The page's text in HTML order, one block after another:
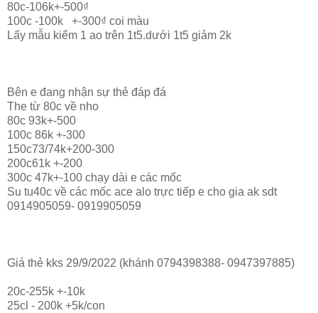
80c-106k+-500₫
100c -100k +-300₫ coi màu
Lấy mẫu kiểm 1 ao trên 1t5.dưới 1t5 giảm 2k
Bên e đang nhận sự thẻ đáp đá
The từ 80c về nho
80c 93k+-500
100c 86k +-300
150c73/74k+200-300
200c61k +-200
300c 47k+-100 chạy dài e các mốc
Su tu40c về các mốc ace alo trực tiếp e cho gia ak sdt
0914905059- 0919905059
Giá thẻ kks 29/9/2022 (khánh 0794398388- 0947397885)
20c-255k +-10k
25cl - 200k +5k/con